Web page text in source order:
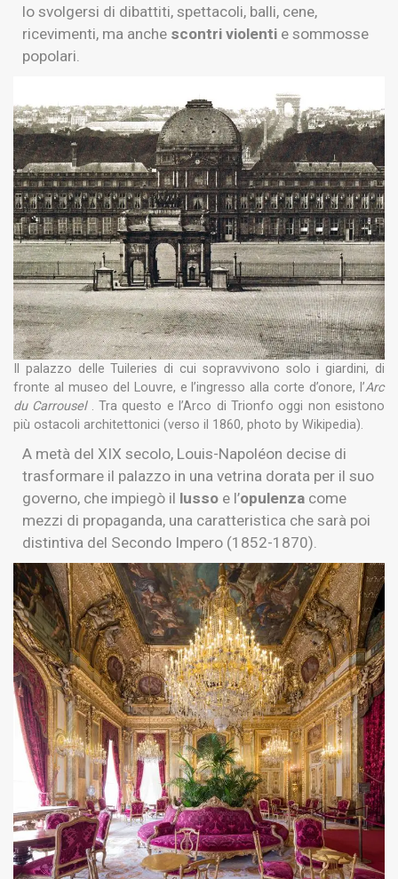
lo svolgersi di dibattiti, spettacoli, balli, cene,
ricevimenti, ma anche scontri violenti e sommosse
popolari.
Il palazzo delle Tuileries di cui sopravvivono solo i giardini, di
fronte al museo del Louvre, e l’ingresso alla corte d’onore, l’Arc
du Carrousel. Tra questo e l’Arco di Trionfo oggi non esistono
più ostacoli architettonici (verso il 1860, photo by Wikipedia).
A metà del XIX secolo, Louis-Napoléon decise di
trasformare il palazzo in una vetrina dorata per il suo
governo, che impiegò il lusso e l’opulenza come
mezzi di propaganda, una caratteristica che sarà poi
distintiva del Secondo Impero (1852-1870).